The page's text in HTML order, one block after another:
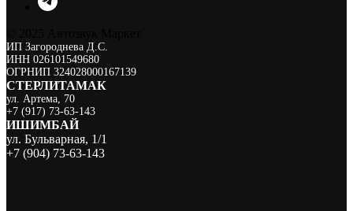
ИП Загороднева Д.С.
ИНН 026101549680
ОГРНИП 324028000167139
СТЕРЛИТАМАК
ул. Артема, 70
+7 (917) 73-63-143
ИШИМБА Й
ул. Бульварная, 1/1
+7 (904) 73-63-143